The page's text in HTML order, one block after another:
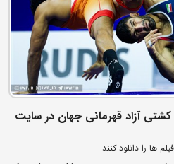
نخست کشتی آزاد قهرمانی جهان در سایت
ها را دانلود کنند